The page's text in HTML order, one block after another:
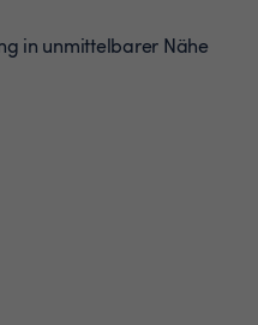
in unmittelbarer Nähe